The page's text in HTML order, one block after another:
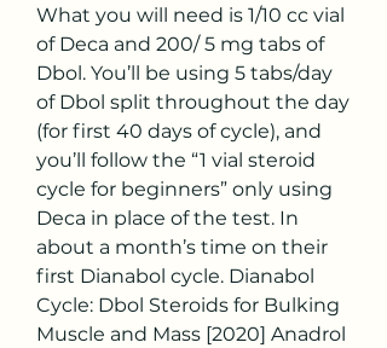
What you will need is 1/10 cc vial
of Deca and 200/ 5 mg tabs of
Dbol. You’ll be using 5 tabs/day
of Dbol split throughout the day
(for first 40 days of cycle), and
you’ll follow the “1 vial steroid
cycle for beginners” only using
Deca in place of the test. In
about a month’s time on their
first Dianabol cycle. Dianabol
Cycle: Dbol Steroids for Bulking
Muscle and Mass [2020] Anadrol